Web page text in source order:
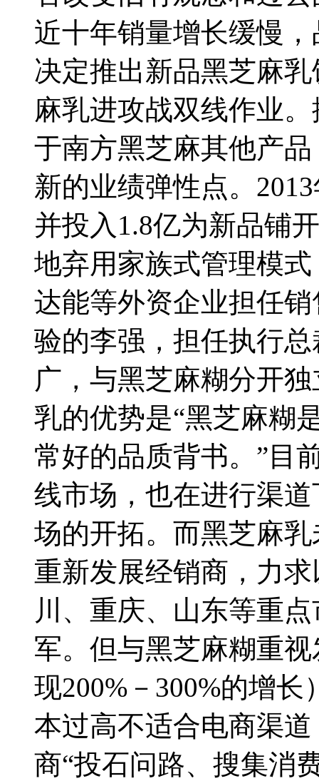
近十年销量增长缓慢
决定推出新品黑芝麻
麻乳进攻战双线作业
于南方黑芝麻其他产
新的业绩弹性点。
并投入1.8亿为新品铺
地弃用家族式管理模
达能等外资企业担任
验的李强，担任执行
广，与黑芝麻糊分开
乳的优势是“黑芝麻糊
常好的品质背书。”目
线市场，也在进行渠
场的开拓。而黑芝麻
重新发展经销商，力
川、重庆、山东等重
军。但与黑芝麻糊重
现200%－300%的增
本过高不适合电商渠
商“投石问路、搜集消